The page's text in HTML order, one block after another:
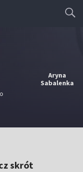
Aryna
Sabalenka
skrót